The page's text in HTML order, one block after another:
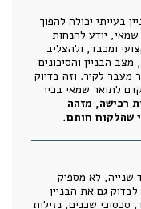
בעייתי יכולה להפוך
יודע להנחות
ומכבד, ולהצליב
הבניין והסיכונים
מעבר לקיר. וזה בדיוק
לתואר שמאי בכיר
רכישה, מזהה
שהלקוח חותם.
שנייה, לא מספיק
גם את הבניין
שכנים, נזילות